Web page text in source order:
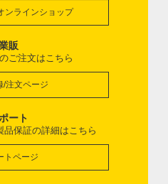
ンラインショップ
販
ご注文はこちら
/注文ページ
ート
品保証の詳細はこちら
トページ